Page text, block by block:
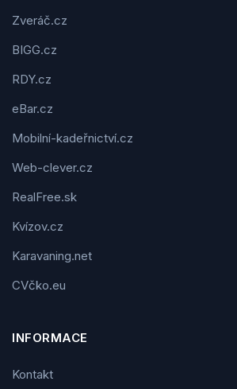
Zveráč.cz
BIGG.cz
RDY.cz
eBar.cz
Mobilní-kadeřnictví.cz
Web-clever.cz
RealFree.sk
Kvízov.cz
Karavaning.net
CVčko.eu
INFORMACE
Kontakt